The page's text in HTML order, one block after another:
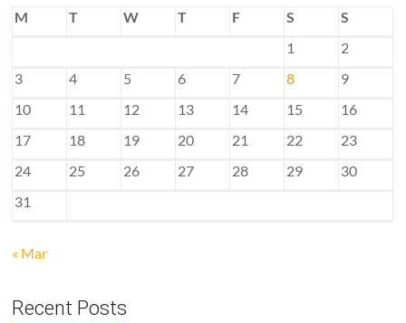
M
T W T F S
S
1
2
3
4 5 6 7 8
9
10
11 12 13 14 15
16
17
18 19 20 21 22
23
24
25 26 27 28 29
30
31
« Mar
Recent Posts